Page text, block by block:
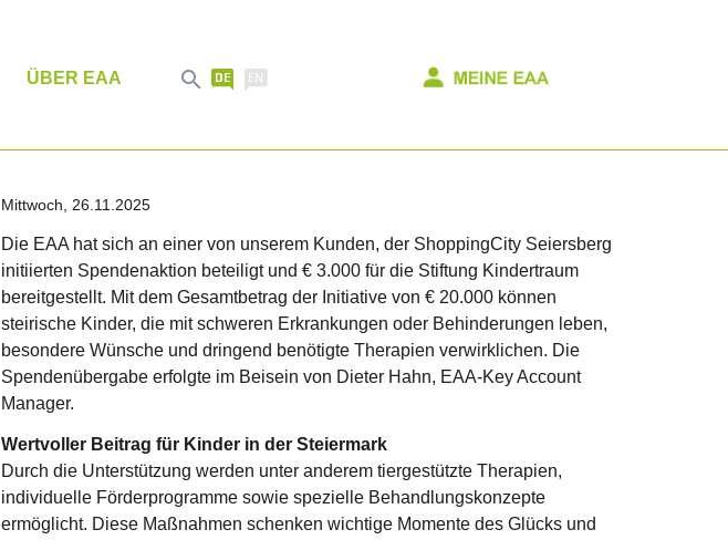
ÜBER EAA 
Mittwoch, 26.11.2025
Die EAA hat sich an einer von unserem Kunden, der ShoppingCity Seiersberg
initiierten Spendenaktion beteiligt und € 3.000 für die Stiftung Kindertraum
bereitgestellt. Mit dem Gesamtbetrag der Initiative von € 20.000 können
steirische Kinder, die mit schweren Erkrankungen oder Behinderungen leben,
besondere Wünsche und dringend benötigte Therapien verwirklichen. Die
Spendenübergabe erfolgte im Beisein von Dieter Hahn, EAA-Key Account
Manager.
Wertvoller Beitrag für Kinder in der Steiermark
Durch die Unterstützung werden unter anderem tiergestützte Therapien,
individuelle Förderprogramme sowie spezielle Behandlungskonzepte
ermöglicht. Diese Maßnahmen schenken wichtige Momente des Glücks und